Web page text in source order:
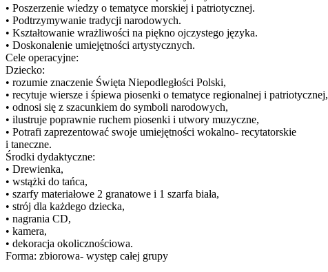
• Poszerzenie wiedzy o tematyce morskiej i patriotycznej.
• Podtrzymywanie tradycji narodowych.
• Kształtowanie wrażliwości na piękno ojczystego języka.
• Doskonalenie umiejętności artystycznych.
Cele operacyjne:
Dziecko:
• rozumie znaczenie Święta Niepodległości Polski,
• recytuje wiersze i śpiewa piosenki o tematyce regionalnej i patriotycznej,
• odnosi się z szacunkiem do symboli narodowych,
• ilustruje poprawnie ruchem piosenki i utwory muzyczne,
• Potrafi zaprezentować swoje umiejętności wokalno- recytatorskie
i taneczne.
Środki dydaktyczne:
• Drewienka,
• wstążki do tańca,
• szarfy materiałowe 2 granatowe i 1 szarfa biała,
• strój dla każdego dziecka,
• nagrania CD,
• kamera,
• dekoracja okolicznościowa.
Forma: zbiorowa- występ całej grupy